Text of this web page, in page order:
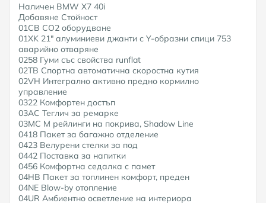
Наличен BMW X7 40i
Добавяне Стойност
01CB CO2 оборудване
01XK 21" алуминиеви джанти с Y-образни спици 753
аварийно отваряне
0258 Гуми със свойства runflat
02TB Спортна автоматична скоростна кутия
02VH Интегрално активно предно кормилно
управление
0322 Комфортен достъп
03AC Теглич за ремарке
03MC M рейлинги на покрива, Shadow Line
0418 Пакет за багажно отделение
0423 Велурени стелки за под
0442 Поставка за напитки
0456 Комфортна седалка с памет
04HB Пакет за топлинен комфорт, преден
04NE Blow-by отопление
04UR Амбиентно осветление на интериора